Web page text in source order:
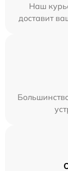
Наш
доставит